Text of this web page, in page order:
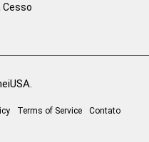
Cesso
Terms of Service Contato